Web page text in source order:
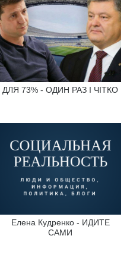
ДЛЯ 73% - ОДИН РАЗ І ЧІТКО
Елена Кудренко - ИДИТЕ
САМИ